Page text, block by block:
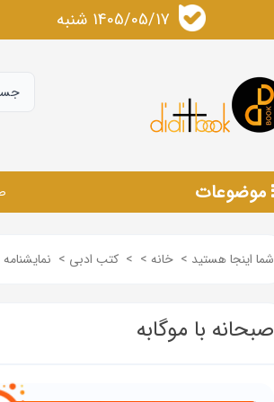
1405/05/17 شنبه
موضوعات
شما اینجا هستید > خانه >
> کتب ادبی > نمایشنامه
صبحانه با موگابه